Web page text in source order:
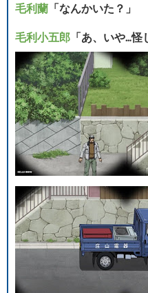
毛利蘭 「なんかいた？」
毛利小五郎 「あ、いや…怪